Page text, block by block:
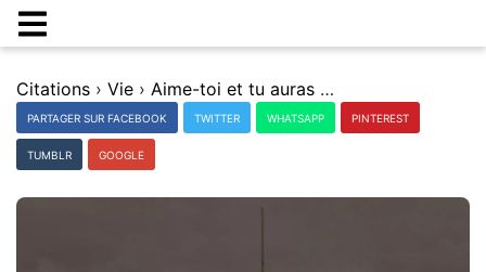
Citations › Vie › Aime-toi et tu auras des amis.
PARTAGER SUR FACEBOOK TWITTER WHATSAPP PINTEREST
TUMBLR GOOGLE